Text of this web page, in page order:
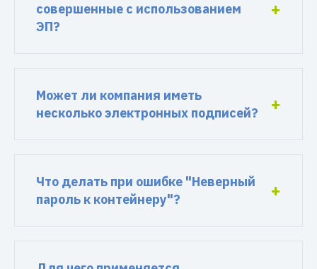
совершенные с использованием
ЭП?
Может ли компания иметь
несколько электронных подписей?
Что делать при ошибке "Неверный
пароль к контейнеру"?